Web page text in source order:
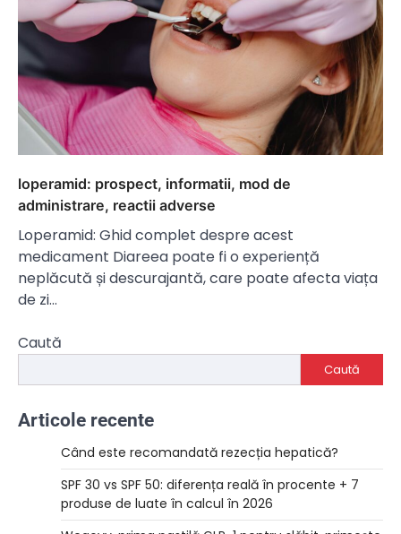
loperamid: prospect, informatii, mod de
administrare, reactii adverse
Loperamid: Ghid complet despre acest
medicament Diareea poate fi o experiență
neplăcută și descurajantă, care poate afecta viața
de zi…
Caută
Caută
Articole recente
Când este recomandată rezecția hepatică?
SPF 30 vs SPF 50: diferența reală în procente + 7
produse de luate în calcul în 2026